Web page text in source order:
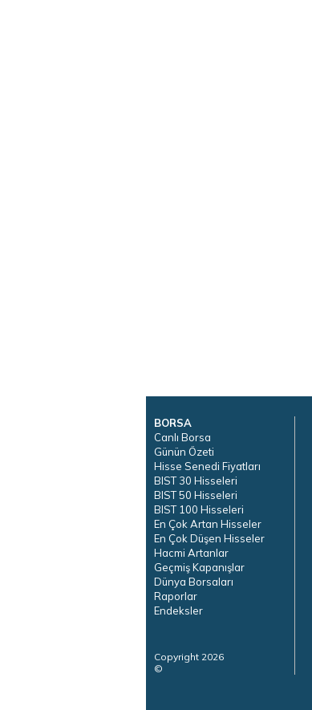
BORSA
Canlı Borsa
Günün Özeti
Hisse Senedi Fiyatları
BIST 30 Hisseleri
BIST 50 Hisseleri
BIST 100 Hisseleri
En Çok Artan Hisseler
En Çok Düşen Hisseler
Hacmi Artanlar
Geçmiş Kapanışlar
Dünya Borsaları
Raporlar
Endeksler
Copyright 2026
©